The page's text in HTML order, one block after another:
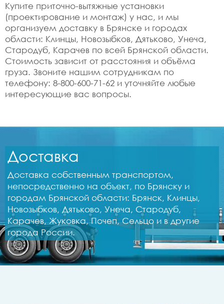
Купите приточно-вытяжные установки
(проектирование и монтаж) у нас, и мы
организуем доставку в Брянске и городах
области: Клинцы, Новозыбков, Дятьково, Унеча,
Стародуб, Карачев по всей Брянской области.
Стоимость зависит от расстояния и объёма
груза. Звоните нашим сотрудникам по
телефону: 8-800-600-71-62 и уточняйте любые
интересующие вас вопросы.
Доставка
Доставка собственным транспортом,
непосредственно на объект, по Брянску и
городам Брянской области: Брянск, Клинцы,
Новозыбков, Дятьково, Унеча, Стародуб,
Карачев, Жуковка, Почеп, Сельцо и в другие
города России.